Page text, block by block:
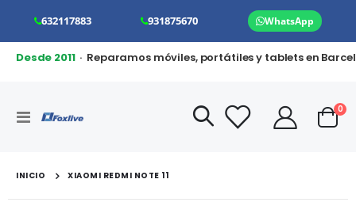
632117883 931875670 WhatsApp
Desde 2011· Reparamos móviles, portátiles y tablets en
Toggle
Cart
0
INICIO XIAOMI REDMI NOTE 11